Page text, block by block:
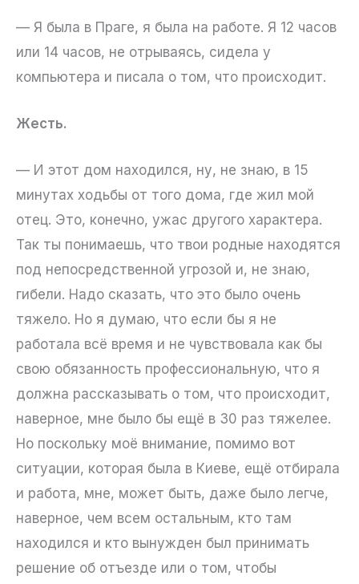
— Я была в Праге, я была на работе. Я 12 часов
или 14 часов, не отрываясь, сидела у
компьютера и писала о том, что происходит.
Жесть.
— И этот дом находился, ну, не знаю, в 15
минутах ходьбы от того дома, где жил мой
отец. Это, конечно, ужас другого характера.
Так ты понимаешь, что твои родные находятся
под непосредственной угрозой и, не знаю,
гибели. Надо сказать, что это было очень
тяжело. Но я думаю, что если бы я не
работала всё время и не чувствовала как бы
свою обязанность профессиональную, что я
должна рассказывать о том, что происходит,
наверное, мне было бы ещё в 30 раз тяжелее.
Но поскольку моё внимание, помимо вот
ситуации, которая была в Киеве, ещё отбирала
и работа, мне, может быть, даже было легче,
наверное, чем всем остальным, кто там
находился и кто вынужден был принимать
решение об отъезде или о том, чтобы